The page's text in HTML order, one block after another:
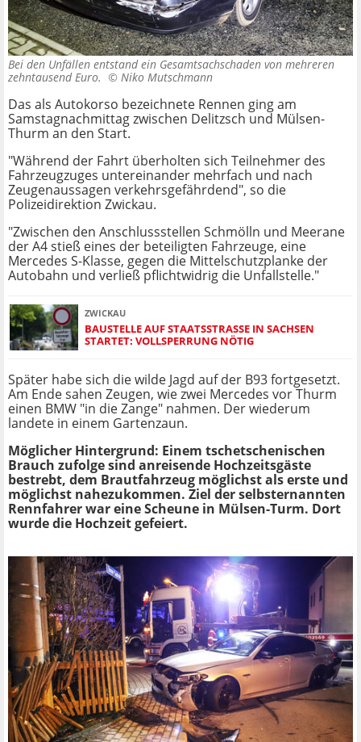
Bei den Unfällen entstand ein Gesamtsachschaden von mehreren
zehntausend Euro. © Niko Mutschmann
Das als Autokorso bezeichnete Rennen ging am
Samstagnachmittag zwischen Delitzsch und Mülsen-
Thurm an den Start.
"Während der Fahrt überholten sich Teilnehmer des
Fahrzeugzuges untereinander mehrfach und nach
Zeugenaussagen verkehrsgefährdend", so die
Polizeidirektion Zwickau.
"Zwischen den Anschlussstellen Schmölln und Meerane
der A4 stieß eines der beteiligten Fahrzeuge, eine
Mercedes S-Klasse, gegen die Mittelschutzplanke der
Autobahn und verließ pflichtwidrig die Unfallstelle."
ZWICKAU
BAUSTELLE AUF STAATSSTRASSE IN SACHSEN S
TARTET: VOLLSPERRUNG NÖTIG
Später habe sich die wilde Jagd auf der B93 fortgesetzt.
Am Ende sahen Zeugen, wie zwei Mercedes vor Thurm
einen BMW "in die Zange" nahmen. Der wiederum
landete in einem Gartenzaun.
Möglicher Hintergrund: Einem tschetschenischen
Brauch zufolge sind anreisende Hochzeitsgäste
bestrebt, dem Brautfahrzeug möglichst als erste und
möglichst nahezukommen. Ziel der selbsternannten
Rennfahrer war eine Scheune in Mülsen-Turm. Dort
wurde die Hochzeit gefeiert.